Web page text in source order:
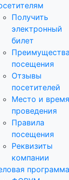
Получить
электронный
билет
посещения
Отзывы
посетителей
Место и время
проведения
Правила
посещения
Реквизиты
компании
программа